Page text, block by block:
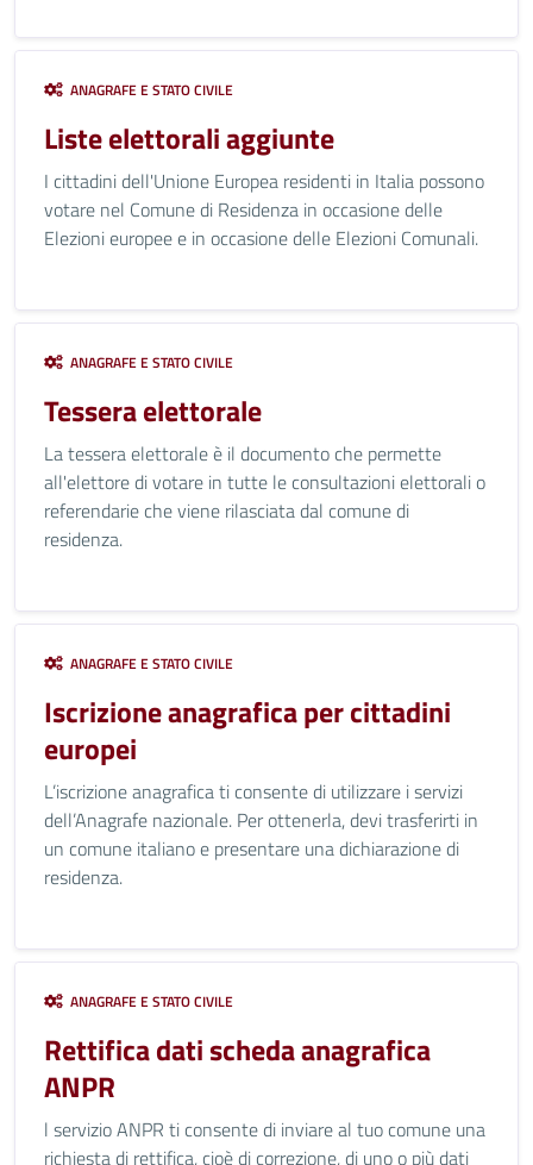
ANAGRAFE E STATO CIVILE
Liste elettorali aggiunte
I cittadini dell'Unione Europea residenti in Italia possono
votare nel Comune di Residenza in occasione delle
Elezioni europee e in occasione delle Elezioni Comunali.
ANAGRAFE E STATO CIVILE
Tessera elettorale
La tessera elettorale è il documento che permette
all'elettore di votare in tutte le consultazioni elettorali o
referendarie che viene rilasciata dal comune di
residenza.
ANAGRAFE E STATO CIVILE
Iscrizione anagrafica per cittadini
europei
L’iscrizione anagrafica ti consente di utilizzare i servizi
dell’Anagrafe nazionale. Per ottenerla, devi trasferirti in
un comune italiano e presentare una dichiarazione di
residenza.
ANAGRAFE E STATO CIVILE
Rettifica dati scheda anagrafica
ANPR
l servizio ANPR ti consente di inviare al tuo comune una
richiesta di rettifica, cioè di correzione, di uno o più dati